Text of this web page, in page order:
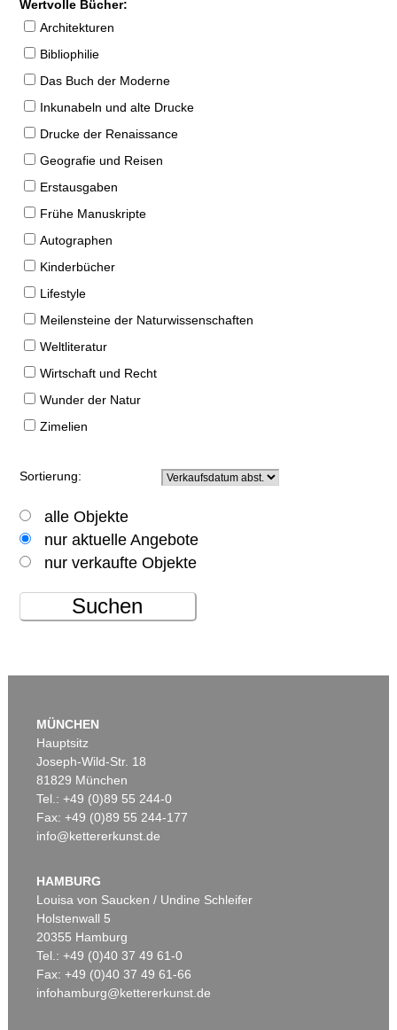
Wertvolle Bücher:
Architekturen
Bibliophilie
Das Buch der Moderne
Inkunabeln und alte Drucke
Drucke der Renaissance
Geografie und Reisen
Erstausgaben
Frühe Manuskripte
Autographen
Kinderbücher
Lifestyle
Meilensteine der Naturwissenschaften
Weltliteratur
Wirtschaft und Recht
Wunder der Natur
Zimelien
Sortierung:
alle Objekte
nur aktuelle Angebote
nur verkaufte Objekte
Suchen
MÜNCHEN
Hauptsitz
Joseph-Wild-Str. 18
81829 München
Tel.: +49 (0)89 55 244-0
Fax: +49 (0)89 55 244-177
info@kettererkunst.de
HAMBURG
Louisa von Saucken / Undine Schleifer
Holstenwall 5
20355 Hamburg
Tel.: +49 (0)40 37 49 61-0
Fax: +49 (0)40 37 49 61-66
infohamburg@kettererkunst.de